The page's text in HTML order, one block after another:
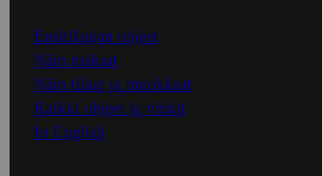
Ensitilaajan ohjeet
Näin maksat
Näin tilaat ja muokkaat
Kaikki ohjeet ja vinkit
In English